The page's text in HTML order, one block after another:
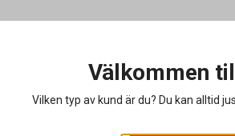
Välkommen
Vilken typ av kund är du? Du kan alltid